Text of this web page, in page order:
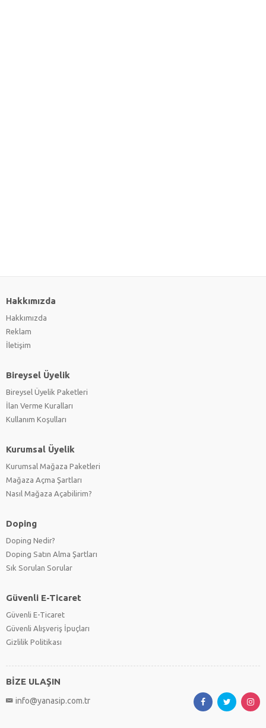
Hakkımızda
Hakkımızda
Reklam
İletişim
Bireysel Üyelik
Bireysel Üyelik Paketleri
İlan Verme Kuralları
Kullanım Koşulları
Kurumsal Üyelik
Kurumsal Mağaza Paketleri
Mağaza Açma Şartları
Nasıl Mağaza Açabilirim?
Doping
Doping Nedir?
Doping Satın Alma Şartları
Sık Sorulan Sorular
Güvenli E-Ticaret
Güvenli E-Ticaret
Güvenli Alışveriş İpuçları
Gizlilik Politikası
BİZE ULAŞIN
info@yanasip.com.tr